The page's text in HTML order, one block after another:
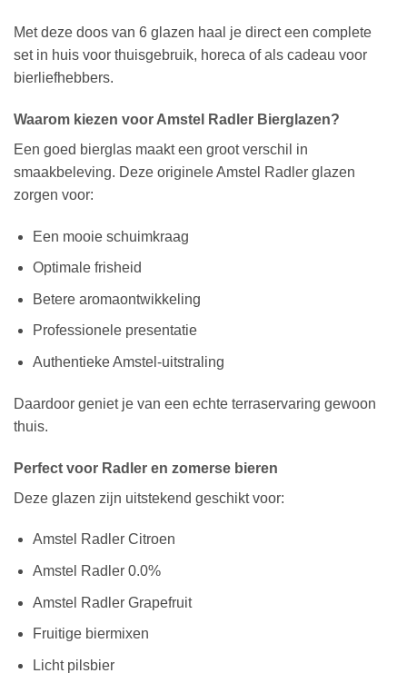
Met deze doos van 6 glazen haal je direct een complete
set in huis voor thuisgebruik, horeca of als cadeau voor
bierliefhebbers.
Waarom kiezen voor Amstel Radler Bierglazen?
Een goed bierglas maakt een groot verschil in
smaakbeleving. Deze originele Amstel Radler glazen
zorgen voor:
Een mooie schuimkraag
Optimale frisheid
Betere aromaontwikkeling
Professionele presentatie
Authentieke Amstel-uitstraling
Daardoor geniet je van een echte terraservaring gewoon
thuis.
Perfect voor Radler en zomerse bieren
Deze glazen zijn uitstekend geschikt voor:
Amstel Radler Citroen
Amstel Radler 0.0%
Amstel Radler Grapefruit
Fruitige biermixen
Licht pilsbier